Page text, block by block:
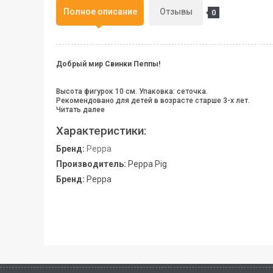
Полное описание Отзывы 0
Добрый мир Свинки Пеппы!
Высота фигурок 10 см. Упаковка: сеточка.
Рекомендовано для детей в возрасте старше 3-х лет.
Читать далее
Характеристики:
Бренд: Peppa
Производитель: Peppa Pig
Бренд: Peppa